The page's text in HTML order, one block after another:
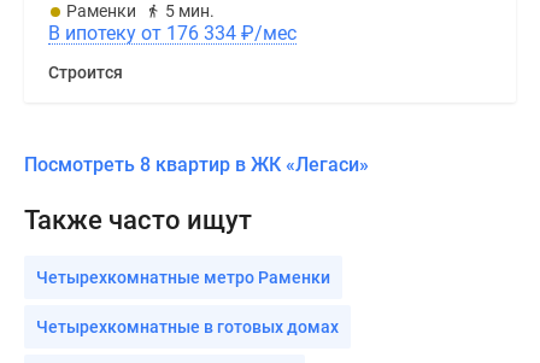
Раменки
5 мин.
В ипотеку от 176 334 ₽/мес
Строится
Посмотреть 8 квартир в ЖК «Легаси»
Также часто ищут
Четырехкомнатные метро Раменки
Четырехкомнатные в готовых домах